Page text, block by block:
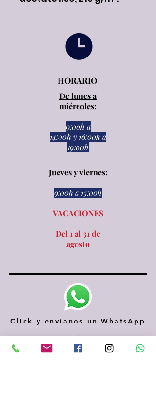
HORARIO
De lunes a
miércoles:
9:00h a
14:00h y 16:00h a
19:00h
Jueves y viernes:
9:00h a 15:00h​​
VACACIONES
Del 1 al 31 de
agosto
Click y envíanos un WhatsApp